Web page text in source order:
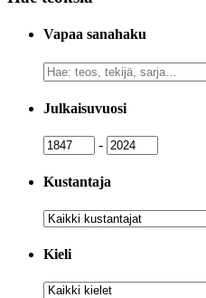
Vapaa sanahaku
Vapaa
sanahaku
Julkaisuvuosi
Julkaisuvuosi
- Julkaisuvuosi
Kustantaja
Kustantaja
Kieli
Kieli